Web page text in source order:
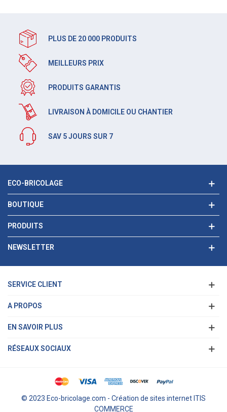
PLUS DE 20 000 PRODUITS
MEILLEURS PRIX
PRODUITS GARANTIS
LIVRAISON À DOMICILE OU CHANTIER
SAV 5 JOURS SUR 7
ECO-BRICOLAGE
BOUTIQUE
PRODUITS
NEWSLETTER
SERVICE CLIENT
A PROPOS
EN SAVOIR PLUS
RÉSEAUX SOCIAUX
© 2023 Eco-bricolage.com - Création de sites internet ITIS
COMMERCE